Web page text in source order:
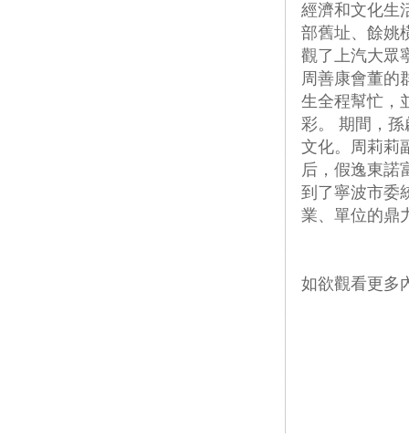
經濟和文化生
部舊址、餘姚
觀了上汽大眾
周善康會董的
生全程幫忙，
彩。 期間，
文化。周莉莉
后，假逸東諾
到了寧波市委
業、單位的鼎
如欲觀看更多